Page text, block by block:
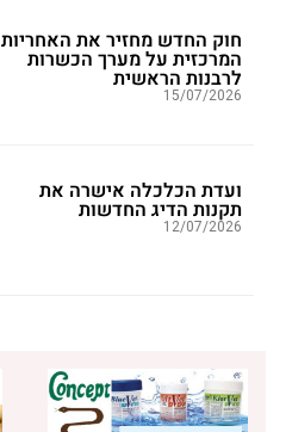
חוק החדש מחזיר את האחריות
המרכזית על מערך הכשרות
לרבנות הראשית
15/07/2026
ועדת הכלכלה אישרה את
תקנות הדיג החדשות
12/07/2026